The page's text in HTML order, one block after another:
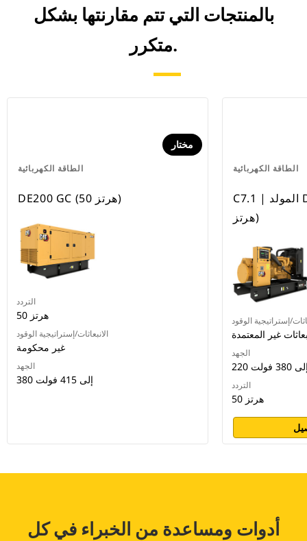
بالمنتجات التي تتم مقارنتها بشكل
متكرر.
الطاقة الكهربائية
مختار
DE200 GC (50 هرتز)
التردد
50 هرتز
الانبعاثات/إستراتيجية الوقود
غير محكومة
الجهد
380 إلى 415 فولت
الطاقة الكهربائية
C7.1 | المولد DE218AE0 (بتردد 50
هرتز)
إستراتيجية الوقود
غير المعتمدة
الجهد
380 فولت
التردد
50 هرتز
أدوات ومساعدة من الخبراء في كل